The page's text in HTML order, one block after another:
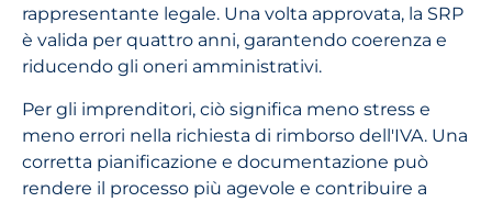
rappresentante legale. Una volta approvata, la SRP
è valida per quattro anni, garantendo coerenza e
riducendo gli oneri amministrativi.
Per gli imprenditori, ciò significa meno stress e
meno errori nella richiesta di rimborso dell'IVA. Una
corretta pianificazione e documentazione può
rendere il processo più agevole e contribuire a